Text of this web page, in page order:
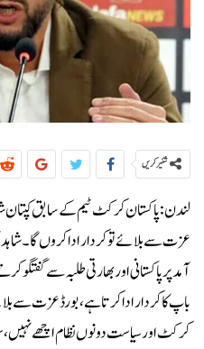
شئیر کریں
لندن:پاکستان کرکٹ ٹیم کے سابق
عزت سے بلائے تو کردار ادا کروں
آمد پر پاکستانی اور بھارتی طلبہ سے
باپ کا کردار ادا کرتا ہے ، بورڈ عزت سے
کرکٹ اور سیاست دونوں نظام اچھے